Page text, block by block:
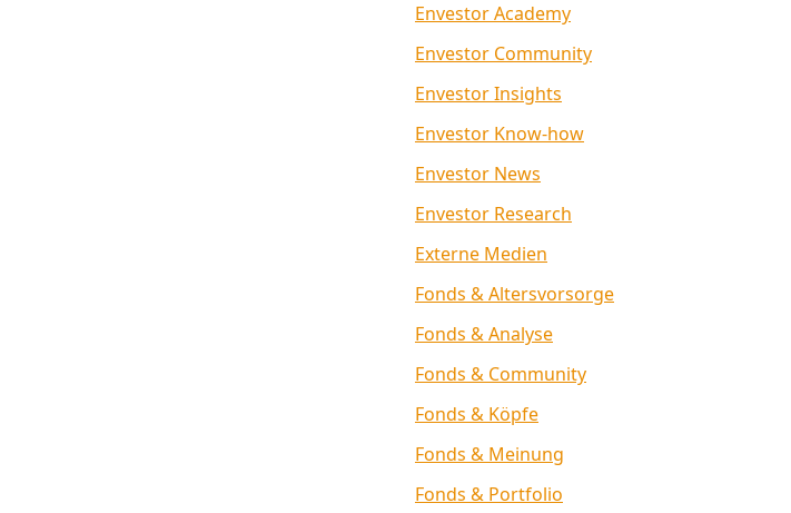
Envestor Academy
Envestor Community
Envestor Insights
Envestor Know-how
Envestor News
Envestor Research
Externe Medien
Fonds & Altersvorsorge
Fonds & Analyse
Fonds & Community
Fonds & Köpfe
Fonds & Meinung
Fonds & Portfolio